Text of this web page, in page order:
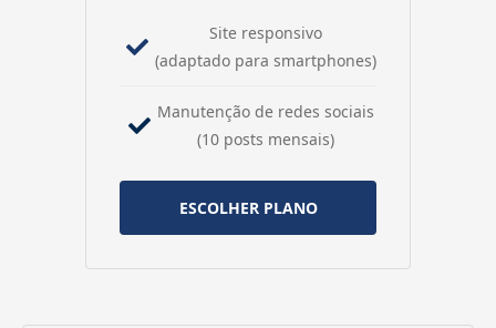
Site responsivo
(adaptado para smartphones)
Manutenção de redes sociais
(10 posts mensais)
ESCOLHER PLANO